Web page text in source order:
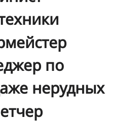
по
нерудных